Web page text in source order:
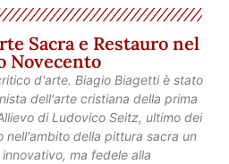
Sacra e Restauro nel
Novecento
d'arte. Biagio Biagetti è stato
dell'arte cristiana della prima
di Ludovico Seitz, ultimo dei
nell'ambito della pittura sacra un
ma fedele alla